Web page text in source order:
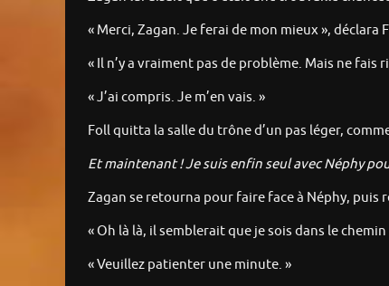
« Merci, Zagan. Je ferai de mon mieux », déclara
« Il n’y a vraiment pas de problème. Mais ne fais
« J’ai compris. Je m’en vais. »
Foll quitta la salle du trône d’un pas léger,
Et maintenant ! Je suis enfin seul avec Néphy
Zagan se retourna pour faire face à Néphy, puis
« Oh là là, il semblerait que je sois dans le
« Veuillez patienter une minute. »